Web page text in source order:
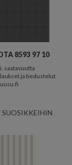
8593 97 10
saatavuutta
ja tiedustelut
SUOSIKKEIHIN